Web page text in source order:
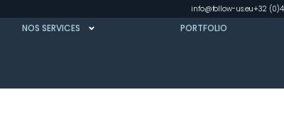
info@follow-us.eu+32
NOS SERVICES PORTFOLIO